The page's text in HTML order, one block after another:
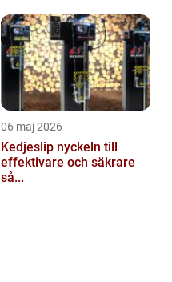
06 maj 2026
Kedjeslip nyckeln till
effektivare och säkrare
så...